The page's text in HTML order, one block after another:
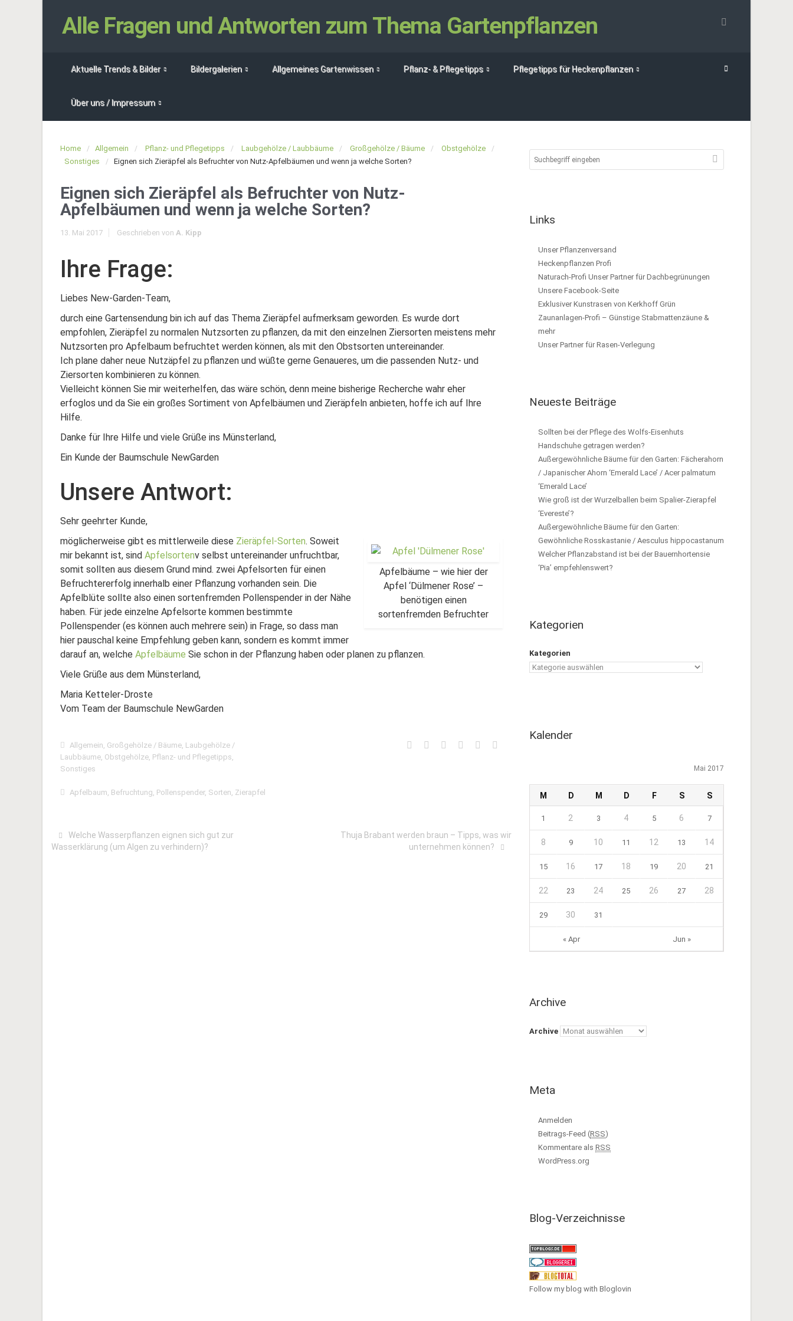
Alle Fragen und Antworten zum Thema Gartenpflanzen
Aktuelle Trends & Bilder Bildergalerien Allgemeines Gartenwissen Pflanz- & Pflegetipps Pflegetipps für Heckenpflanzen
Über uns / Impressum
Home Allgemein Pflanz- und Pflegetipps Laubgehölze / Laubbäume Großgehölze / Bäume
Obstgehölze
Sonstiges
Eignen sich Zieräpfel als Befruchter von Nutz-Apfelbäumen und wenn ja welche Sorten?
Eignen sich Zieräpfel als Befruchter von Nutz-
Apfelbäumen und wenn ja welche Sorten?
13. Mai 2017 Geschrieben von A. Kipp
Ihre Frage:
Liebes New-Garden-Team,
durch eine Gartensendung bin ich auf das Thema Zieräpfel aufmerksam geworden. Es wurde dort
empfohlen, Zieräpfel zu normalen Nutzsorten zu pflanzen, da mit den einzelnen Ziersorten meistens mehr
Nutzsorten pro Apfelbaum befruchtet werden können, als mit den Obstsorten untereinander.
Ich plane daher neue Nutzäpfel zu pflanzen und wüßte gerne Genaueres, um die passenden Nutz- und
Ziersorten kombinieren zu können.
Vielleicht können Sie mir weiterhelfen, das wäre schön, denn meine bisherige Recherche wahr eher
erfoglos und da Sie ein großes Sortiment von Apfelbäumen und Zieräpfeln anbieten, hoffe ich auf Ihre
Hilfe.
Danke für Ihre Hilfe und viele Grüße ins Münsterland,
Ein Kunde der Baumschule NewGarden
Unsere Antwort:
Sehr geehrter Kunde,
Apfelbäume – wie hier der
Apfel ‘Dülmener Rose’ –
benötigen einen
sortenfremden Befruchter
möglicherweise gibt es mittlerweile diese Zieräpfel-Sorten. Soweit
mir bekannt ist, sind Apfelsortenv selbst untereinander unfruchtbar,
somit sollten aus diesem Grund mind. zwei Apfelsorten für einen
Befruchtererfolg innerhalb einer Pflanzung vorhanden sein. Die
Apfelblüte sollte also einen sortenfremden Pollenspender in der Nähe
haben. Für jede einzelne Apfelsorte kommen bestimmte
Pollenspender (es können auch mehrere sein) in Frage, so dass man
hier pauschal keine Empfehlung geben kann, sondern es kommt immer
darauf an, welche Apfelbäume Sie schon in der Pflanzung haben oder planen zu pflanzen.
Viele Grüße aus dem Münsterland,
Maria Ketteler-Droste
Vom Team der Baumschule NewGarden
Allgemein, Großgehölze / Bäume, Laubgehölze /
Laubbäume, Obstgehölze, Pflanz- und Pflegetipps,
Sonstiges
Apfelbaum, Befruchtung, Pollenspender, Sorten, Zierapfel
Welche Wasserpflanzen eignen sich gut zur
Wasserklärung (um Algen zu verhindern)?
Thuja Brabant werden braun – Tipps, was wir
unternehmen können?
Links
Unser Pflanzenversand
Heckenpflanzen Profi
Naturach-Profi Unser Partner für Dachbegrünungen
Unsere Facebook-Seite
Exklusiver Kunstrasen von Kerkhoff Grün
Zaunanlagen-Profi – Günstige Stabmattenzäune &
mehr
Unser Partner für Rasen-Verlegung
Neueste Beiträge
Sollten bei der Pflege des Wolfs-Eisenhuts
Handschuhe getragen werden?
Außergewöhnliche Bäume für den Garten: Fächerahorn
/ Japanischer Ahorn ‘Emerald Lace’ / Acer palmatum
‘Emerald Lace’
Wie groß ist der Wurzelballen beim Spalier-Zierapfel
‘Evereste’?
Außergewöhnliche Bäume für den Garten:
Gewöhnliche Rosskastanie / Aesculus hippocastanum
Welcher Pflanzabstand ist bei der Bauernhortensie
‘Pia’ empfehlenswert?
Kategorien
Kategorien
Kalender
Mai 2017
M D M D F S S
« Apr Jun »
1 2 3 4 5 6 7
8 9 10 11 12 13 14
15 16 17 18 19 20 21
22 23 24 25 26 27 28
29 30 31
Archive
Archive
Meta
Anmelden
Beitrags-Feed (RSS)
Kommentare als RSS
WordPress.org
Blog-Verzeichnisse
Follow my blog with Bloglovin